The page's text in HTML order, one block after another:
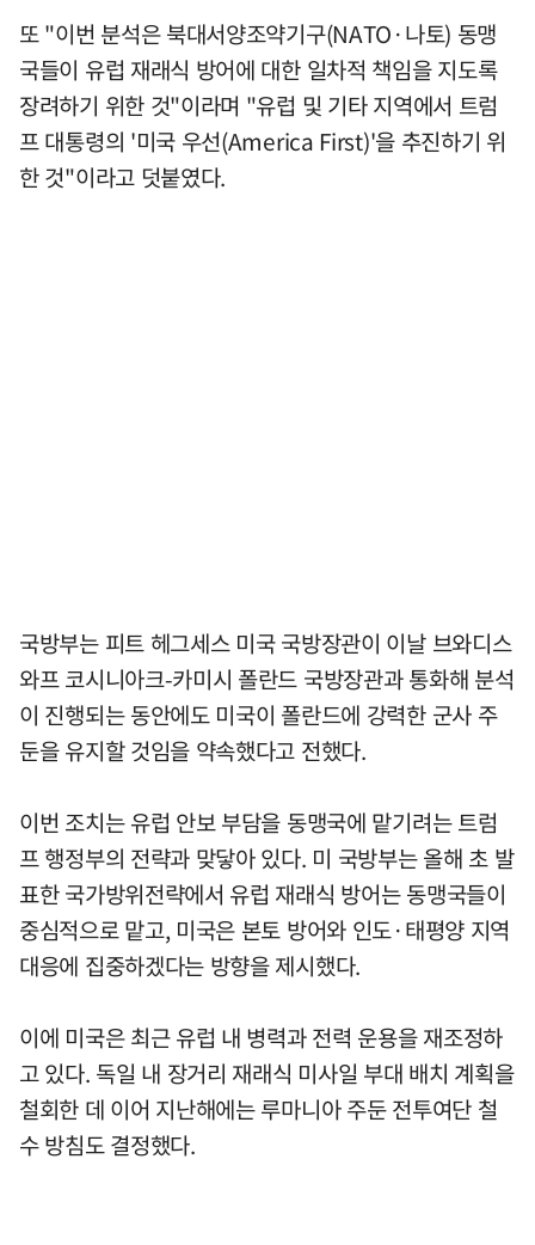
또 "이번 분석은 북대서양조약기구(NATO·나토) 동맹
국들이 유럽 재래식 방어에 대한 일차적 책임을 지도록
장려하기 위한 것"이라며 "유럽 및 기타 지역에서 트럼
프 대통령의 '미국 우선(America First)'을 추진하기 위
한 것"이라고 덧붙였다.
국방부는 피트 헤그세스 미국 국방장관이 이날 브와디스
와프 코시니아크-카미시 폴란드 국방장관과 통화해 분석
이 진행되는 동안에도 미국이 폴란드에 강력한 군사 주
둔을 유지할 것임을 약속했다고 전했다.
이번 조치는 유럽 안보 부담을 동맹국에 맡기려는 트럼
프 행정부의 전략과 맞닿아 있다. 미 국방부는 올해 초 발
표한 국가방위전략에서 유럽 재래식 방어는 동맹국들이
중심적으로 맡고, 미국은 본토 방어와 인도·태평양 지역
대응에 집중하겠다는 방향을 제시했다.
이에 미국은 최근 유럽 내 병력과 전력 운용을 재조정하
고 있다. 독일 내 장거리 재래식 미사일 부대 배치 계획을
철회한 데 이어 지난해에는 루마니아 주둔 전투여단 철
수 방침도 결정했다.